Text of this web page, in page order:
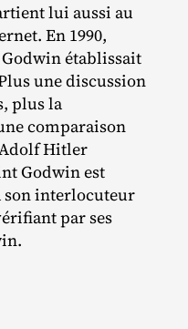
lui aussi au
En 1990,
établissait
une discussion
plus la
comparaison
Hitler
Godwin est
son interlocuteur
par ses